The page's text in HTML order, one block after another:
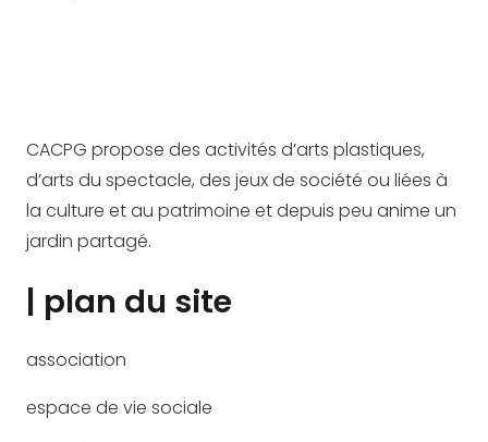
CACPG propose des activités d’arts plastiques,
d’arts du spectacle, des jeux de société ou liées à
la culture et au patrimoine et depuis peu anime un
jardin partagé.
| plan du site
association
espace de vie sociale